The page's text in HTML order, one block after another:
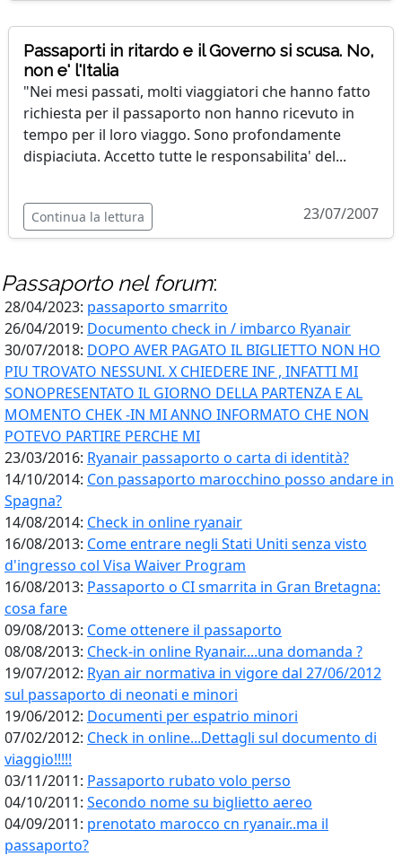
Passaporti in ritardo e il Governo si scusa. No,
non e' l'Italia
"Nei mesi passati, molti viaggiatori che hanno fatto
richiesta per il passaporto non hanno ricevuto in
tempo per il loro viaggo. Sono profondamente
dispiaciuta. Accetto tutte le responsabilita' del...
Continua la lettura 23/07/2007
Passaportonel forum:
28/04/2023: passaporto smarrito
26/04/2019: Documento check in / imbarco Ryanair
30/07/2018: DOPO AVER PAGATO IL BIGLIETTO NON HO
PIU TROVATO NESSUNI. X CHIEDERE INF , INFATTI MI
SONOPRESENTATO IL GIORNO DELLA PARTENZA E AL
MOMENTO CHEK -IN MI ANNO INFORMATO CHE NON
POTEVO PARTIRE PERCHE MI
23/03/2016: Ryanair passaporto o carta di identità?
14/10/2014: Con passaporto marocchino posso andare in
Spagna?
14/08/2014: Check in online ryanair
16/08/2013: Come entrare negli Stati Uniti senza visto
d'ingresso col Visa Waiver Program
16/08/2013: Passaporto o CI smarrita in Gran Bretagna:
cosa fare
09/08/2013: Come ottenere il passaporto
08/08/2013: Check-in online Ryanair....una domanda ?
19/07/2012: Ryan air normativa in vigore dal 27/06/2012
sul passaporto di neonati e minori
19/06/2012: Documenti per espatrio minori
07/02/2012: Check in online...Dettagli sul documento di
viaggio!!!!!
03/11/2011: Passaporto rubato volo perso
04/10/2011: Secondo nome su biglietto aereo
04/09/2011: prenotato marocco cn ryanair..ma il
passaporto?